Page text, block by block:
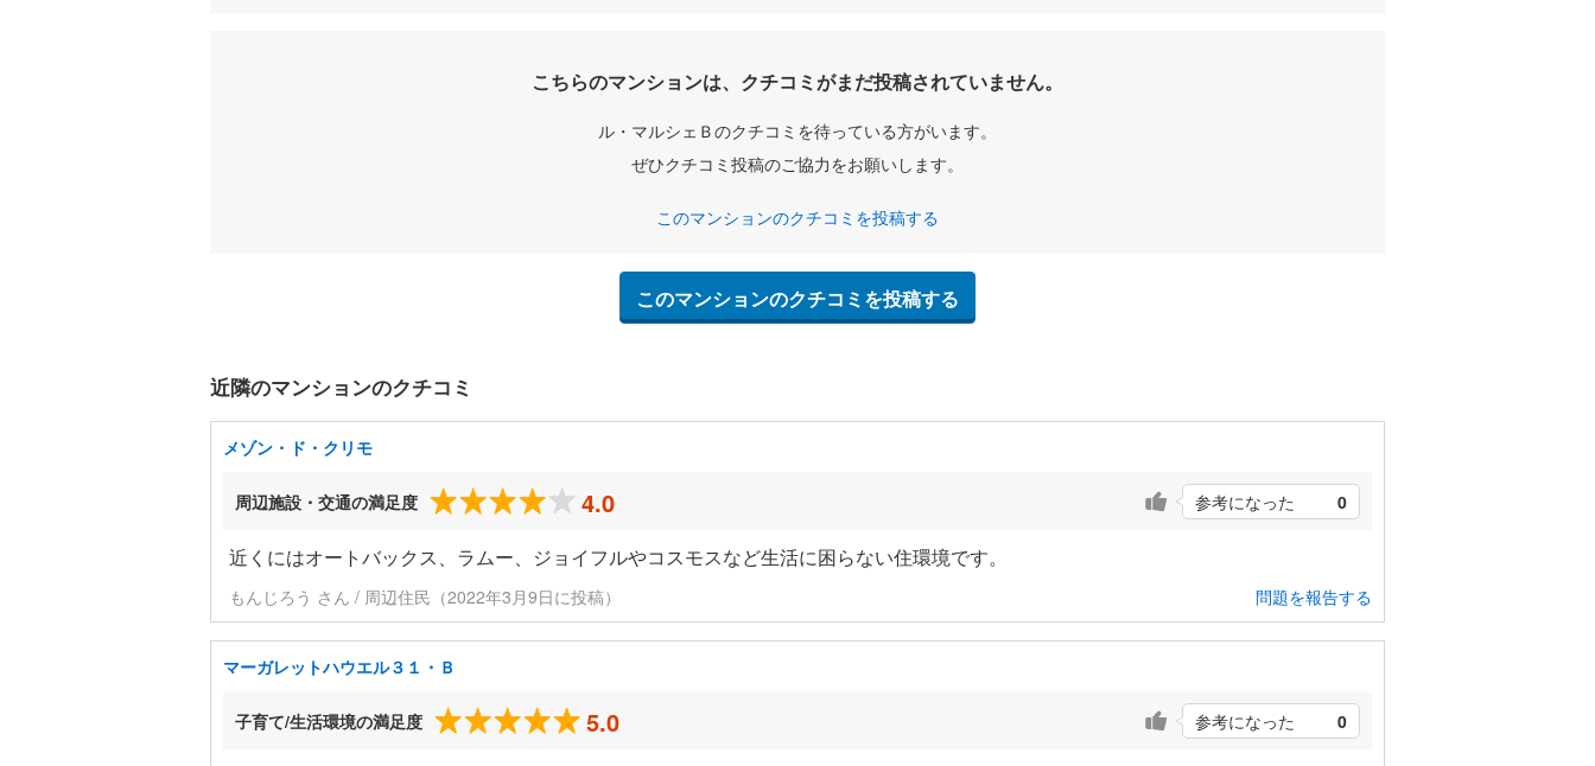
こちらのマンションは、クチコミがまだ投稿されていません。
ル・マルシェＢのクチコミを待っている方がいます。
ぜひクチコミ投稿のご協力をお願いします。
このマンションのクチコミを投稿する
このマンションのクチコミを投稿する
近隣のマンションのクチコミ
メゾン・ド・クリモ
周辺施設・交通の満足度 4.0 参考になった 0
近くにはオートバックス、ラムー、ジョイフルやコスモスなど生活に困らない住環境です。
もんじろう さん / 周辺住民（2022年3月9日に投稿） 問題を報告する
マーガレットハウエル３１・Ｂ
子育て/生活環境の満足度 5.0 参考になった 0